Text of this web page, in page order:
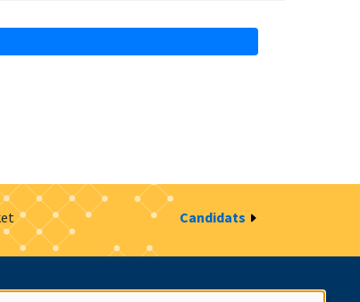
Candidats
des cookies Intranet